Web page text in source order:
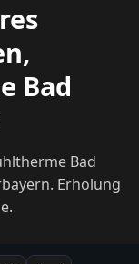
Bad
Erholung